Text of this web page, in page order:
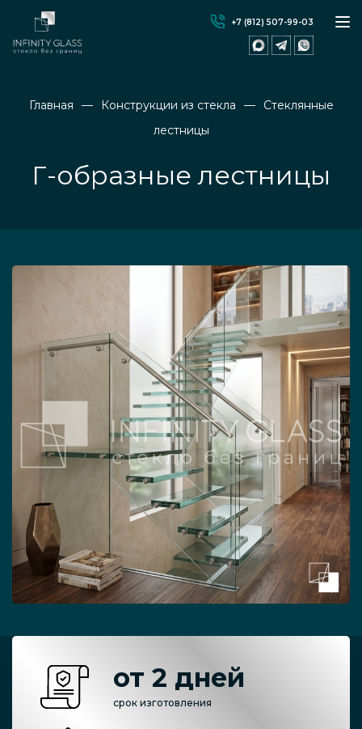
+7 (812) 507-99-03
Главная Конструкции из стекла
Стеклянные
лестницы
Г-образные лестницы
от 2 дней
срок изготовления